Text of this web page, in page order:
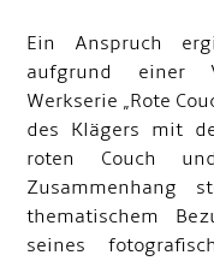
Ein Anspruch
aufgrund einer
Werkserie „Rote
des Klägers mit
roten Couch
Zusammenhang
thematischem
seines